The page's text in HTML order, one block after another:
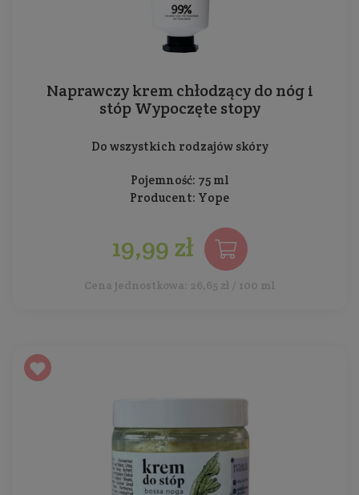
Naprawczy krem chłodzący do nóg i
stóp Wypoczęte stopy
Do wszystkich rodzajów skóry
Pojemność: 75 ml
Producent: Yope
19,99 zł
Cena jednostkowa: 26,65 zł / 100 ml